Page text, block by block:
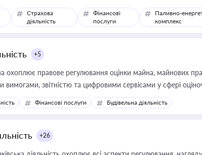
Страхова
діяльність
Фінансові
послуги
Паливно-
комплекс
+5
охоплює правове регулювання оцінки майна, майнових
вимогами, звітністю та цифровими сервісами у сфері
сфері корисне для власника бізнесу, керівника, юриста
державного майна, корпоративних угод і перевірки
Фінансові послуги Будівельна діяльність
+26